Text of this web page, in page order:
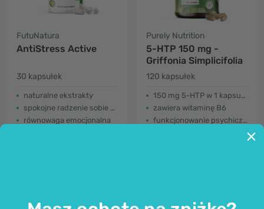
FutuNatura
AntiStress Active
30 kapsułek
naturalne ekstrakty
spokojne radzenie sobie ze stresem
równowaga emocjonalna
Purely Nutrition
5-HTP 150 mg -
Griffonia Simplicifolia
120 kapsułek
150 mg 5-HTP w 1 kapsułce
zawiera witaminę B6
funkcjonowanie psychiczne